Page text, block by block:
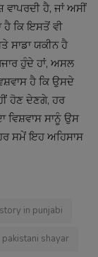
ਵਾਪਰਦੀ ਹੈ, ਜਾਂ ਅਸੀਂ
ਹੈ ਕਿ ਇਸਤੋਂ ਵੀ
ਸਾਡਾ ਯਕੀਨ ਹੈ
ਹੁੰਦੇ ਹਾਂ, ਅਸਲ
ਹੈ ਕਿ ਉਸਦੇ
ਹੋਣ ਦੇਣਗੇ, ਹਰ
ਵਿਸ਼ਵਾਸ ਸਾਨੂੰ ਉਸ
ਸਮੇਂ ਇਹ ਅਹਿਸਾਸ
story in punjabi
pakistani shayar